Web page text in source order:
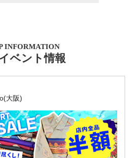
INFORMATION
ベント情報
大阪)